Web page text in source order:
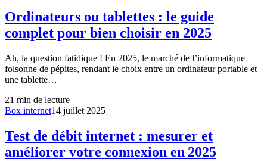
Ordinateurs ou tablettes : le guide
complet pour bien choisir en 2025
Ah, la question fatidique ! En 2025, le marché de l’informatique
foisonne de pépites, rendant le choix entre un ordinateur portable et
une tablette…
21 min de lecture
Box internet14 juillet 2025
Test de débit internet : mesurer et
améliorer votre connexion en 2025